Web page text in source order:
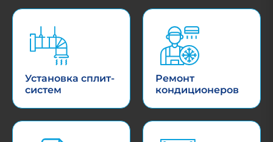
Установка сплит-
систем
Ремонт
кондиционеров